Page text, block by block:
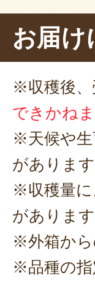
ルに上げて
部屋中に
は、塩を少
ょう。パ
どに旨味
も食べて
お届け
※収穫後、
できかねま
※天候や生
があります
※収穫量に
があります
※外箱から
※品種の指